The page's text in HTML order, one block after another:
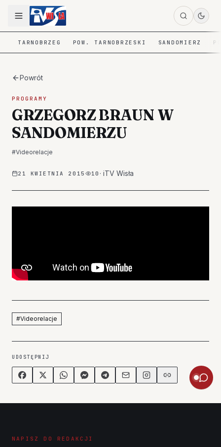
TARNOBRZEG POW. TARNOBRZESKI SANDOMIERZ
Powrót
PROGRAMY
GRZEGORZ BRAUN W
SANDOMIERZU
#Videorelacje
21 KWIETNIA 2015 10 · iTV Wisła
#Videorelacje
UDOSTĘPNIJ
NAPISZ DO REDAKCJI